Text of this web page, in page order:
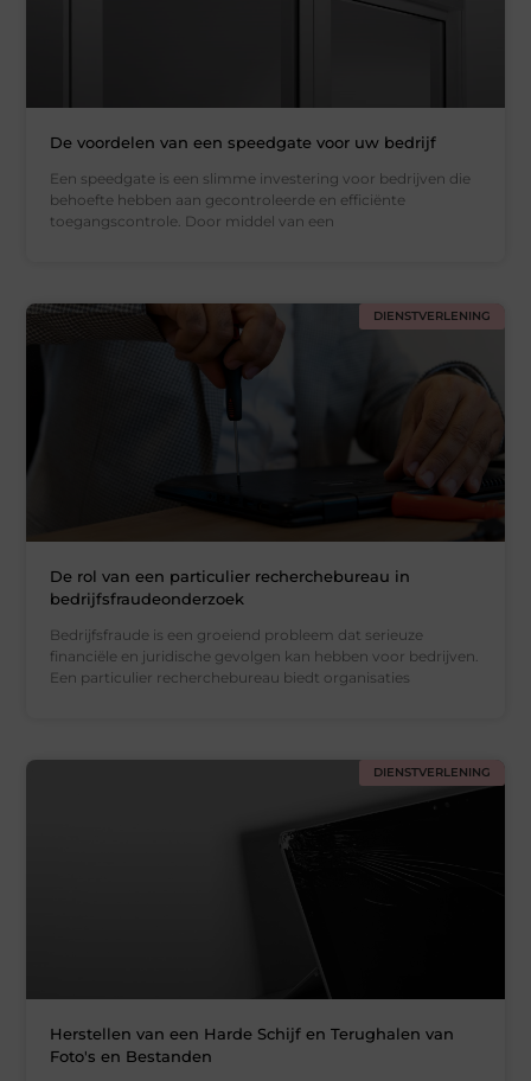
De voordelen van een speedgate voor uw bedrijf
Een speedgate is een slimme investering voor bedrijven die
behoefte hebben aan gecontroleerde en efficiënte
toegangscontrole. Door middel van een
DIENSTVERLENING
De rol van een particulier recherchebureau in
bedrijfsfraudeonderzoek
Bedrijfsfraude is een groeiend probleem dat serieuze
financiële en juridische gevolgen kan hebben voor bedrijven.
Een particulier recherchebureau biedt organisaties
DIENSTVERLENING
Herstellen van een Harde Schijf en Terughalen van
Foto's en Bestanden